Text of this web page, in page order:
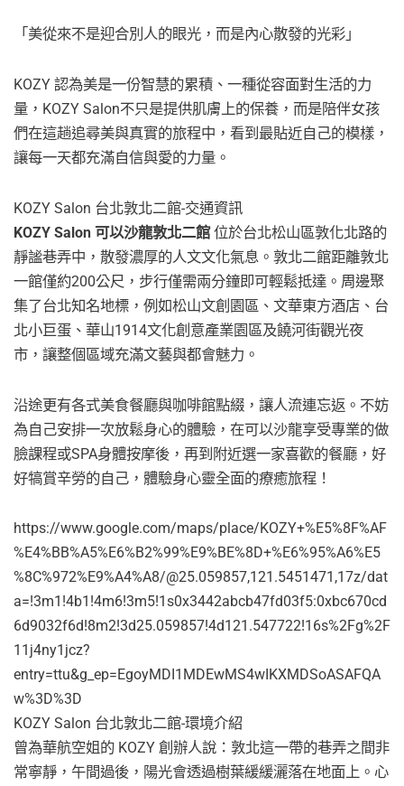
「美從來不是迎合別人的眼光，而是內心散發的光彩」
KOZY 認為美是一份智慧的累積、一種從容面對生活的力
量，KOZY Salon不只是提供肌膚上的保養，而是陪伴女孩
們在這趟追尋美與真實的旅程中，看到最貼近自己的模樣，
讓每一天都充滿自信與愛的力量。
KOZY Salon 台北敦北二館-交通資訊
KOZY Salon 可以沙龍敦北二館位於台北松山區敦化北路的
靜謐巷弄中，散發濃厚的人文文化氣息。敦北二館距離敦北
一館僅約200公尺，步行僅需兩分鐘即可輕鬆抵達。周邊聚
集了台北知名地標，例如松山文創園區、文華東方酒店、台
北小巨蛋、華山1914文化創意產業園區及饒河街觀光夜
市，讓整個區域充滿文藝與都會魅力。
沿途更有各式美食餐廳與咖啡館點綴，讓人流連忘返。不妨
為自己安排一次放鬆身心的體驗，在可以沙龍享受專業的做
臉課程或SPA身體按摩後，再到附近選一家喜歡的餐廳，好
好犒賞辛勞的自己，體驗身心靈全面的療癒旅程！
https://www.google.com/maps/place/KOZY+%E5%8F%AF
%E4%BB%A5%E6%B2%99%E9%BE%8D+%E6%95%A6%E5
%8C%972%E9%A4%A8/@25.059857,121.5451471,17z/dat
a=!3m1!4b1!4m6!3m5!1s0x3442abcb47fd03f5:0xbc670cd
6d9032f6d!8m2!3d25.059857!4d121.547722!16s%2Fg%2F
11j4ny1jcz?
entry=ttu&g_ep=EgoyMDI1MDEwMS4wIKXMDSoASAFQA
w%3D%3D
KOZY Salon 台北敦北二館-環境介紹
曾為華航空姐的 KOZY 創辦人說：敦北這一帶的巷弄之間非
常寧靜，午間過後，陽光會透過樹葉緩緩灑落在地面上。心